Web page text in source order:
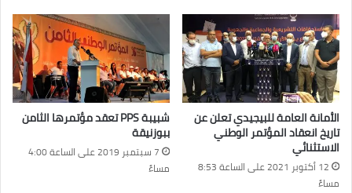
الأمانة العامة للبيجيدي تعلن عن
تاريخ انعقاد المؤتمر الوطني
الاستثنائي
12 أكتوبر 2021 على الساعة 8:53
مساءً
شبيبة PPS تعقد مؤتمرها الثامن
ببوزنيقة
7 سبتمبر 2019 على الساعة 4:00
مساءً